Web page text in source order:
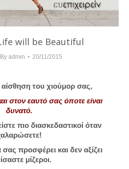
will be Beautiful
By admin 20/11/2015
του χιούμορ σας,
στον εαυτό σας όποτε είναι
δυνατό.
πιο διασκεδαστικοί όταν
προσφέρει και δεν αξίζει
μίζεροι.